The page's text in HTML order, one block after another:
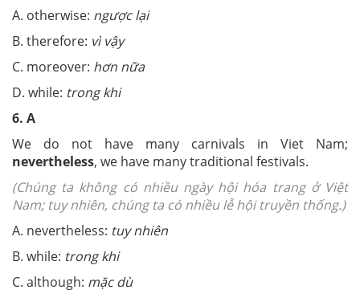
A. otherwise: ngược lại
B. therefore: vì vậy
C. moreover: hơn nữa
D. while: trong khi
6. A
We do not have many carnivals in Viet Nam;
nevertheless, we have many traditional festivals.
(Chúng ta không có nhiều ngày hội hóa trang ở Việt
Nam; tuy nhiên, chúng ta có nhiều lễ hội truyền thống.)
A. nevertheless: tuy nhiên
B. while: trong khi
C. although: mặc dù